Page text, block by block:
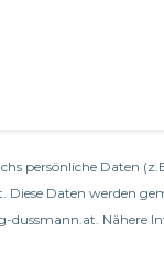
persönliche Daten
Diese Daten werden
dussmann.at. Nähere